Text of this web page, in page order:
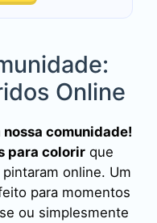
Online
comunidade!
para colorirque
online. Um
para momentos
ou simplesmente